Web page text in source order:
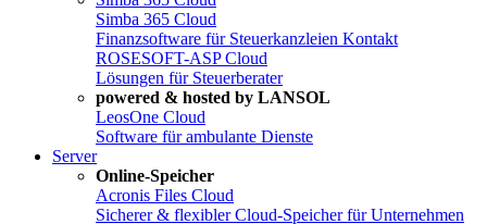
Simba 365 Cloud
Finanzsoftware für Steuerkanzleien Kontakt
ROSESOFT-ASP Cloud
Lösungen für Steuerberater
powered & hosted by LANSOL
LeosOne Cloud
Software für ambulante Dienste
Server
Online-Speicher
Acronis Files Cloud
Sicherer & flexibler Cloud-Speicher für Unternehmen